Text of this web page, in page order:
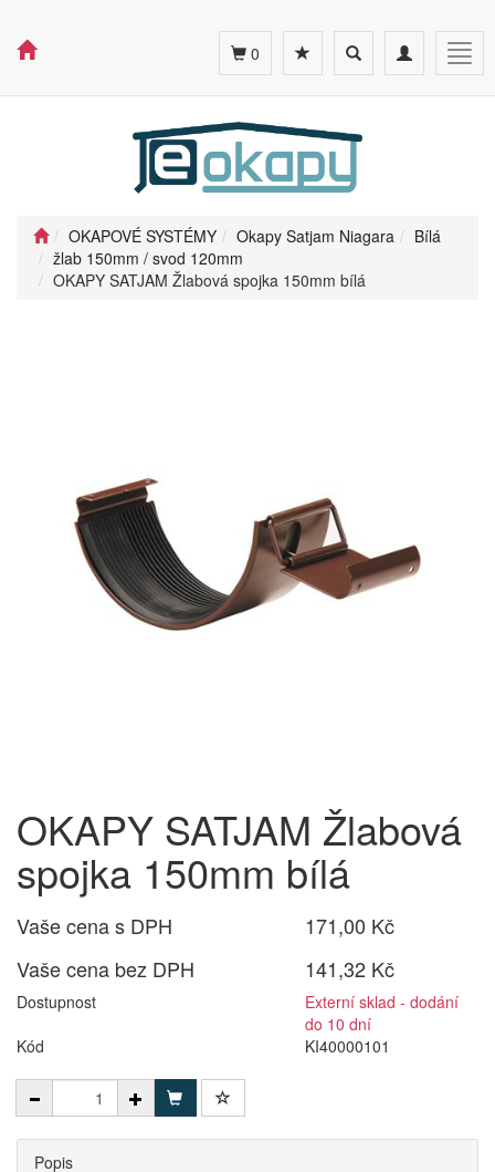
Toggle
navigation
Toggle
search
0
OKAPOVÉ SYSTÉMY Okapy Satjam Niagara
Bílá
žlab 150mm / svod 120mm
OKAPY SATJAM Žlabová spojka 150mm bílá
OKAPY SATJAM Žlabová
spojka 150mm bílá
Vaše cena s DPH
171,00 Kč
Vaše cena bez DPH
141,32 Kč
Dostupnost
Externí sklad - dodání
do 10 dní
Kód
KI40000101
Popis